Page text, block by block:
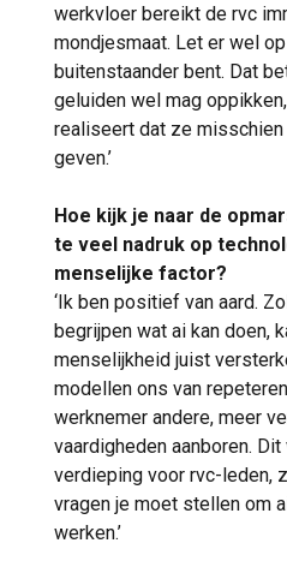
werkvloer bereikt de rvc
mondjesmaat. Let er wel
buitenstaander bent. Dat
geluiden wel mag
realiseert dat ze
geven.’
Hoe kijk je naar de
te veel nadruk op
menselijke factor?
‘Ik ben positief van aard.
begrijpen wat ai kan doen,
menselijkheid juist
modellen ons van
werknemer andere, meer
vaardigheden aanboren.
verdieping voor rvc-leden,
vragen je moet stellen om
werken.’